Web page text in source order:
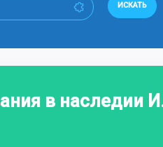
ИСКАТЬ
в наследии